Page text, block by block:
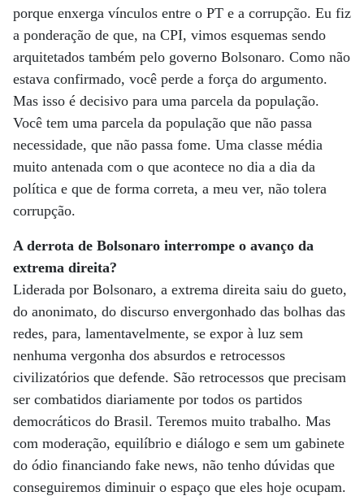
porque enxerga vínculos entre o PT e a corrupção. Eu fiz
a ponderação de que, na CPI, vimos esquemas sendo
arquitetados também pelo governo Bolsonaro. Como não
estava confirmado, você perde a força do argumento.
Mas isso é decisivo para uma parcela da população.
Você tem uma parcela da população que não passa
necessidade, que não passa fome. Uma classe média
muito antenada com o que acontece no dia a dia da
política e que de forma correta, a meu ver, não tolera
corrupção.
A derrota de Bolsonaro interrompe o avanço da
extrema direita?
Liderada por Bolsonaro, a extrema direita saiu do gueto,
do anonimato, do discurso envergonhado das bolhas das
redes, para, lamentavelmente, se expor à luz sem
nenhuma vergonha dos absurdos e retrocessos
civilizatórios que defende. São retrocessos que precisam
ser combatidos diariamente por todos os partidos
democráticos do Brasil. Teremos muito trabalho. Mas
com moderação, equilíbrio e diálogo e sem um gabinete
do ódio financiando fake news, não tenho dúvidas que
conseguiremos diminuir o espaço que eles hoje ocupam.